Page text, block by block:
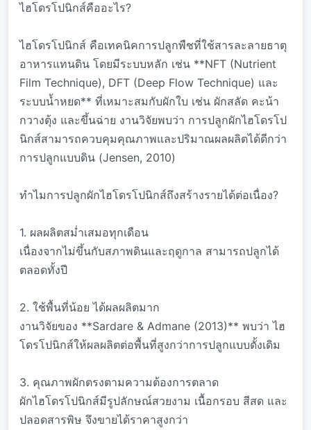
ไฮโดรโปนิกส์คืออะไร?
ไฮโดรโปนิกส์ คือเทคนิคการปลูกพืชที่ใช้สารละลายธาตุ
อาหารแทนดิน โดยมีระบบหลัก เช่น **NFT (Nutrient
Film Technique), DFT (Deep Flow Technique) และ
ระบบน้ำหยด** ที่เหมาะสมกับผักใบ เช่น ผักสลัด คะน้า
กวางตุ้ง และขึ้นฉ่าย งานวิจัยพบว่า การปลูกผักไฮโดรโป
นิกส์สามารถควบคุมคุณภาพและปริมาณผลผลิตได้ดีกว่า
การปลูกแบบดิน (Jensen, 2010)
ทำไมการปลูกผักไฮโดรโปนิกส์ถึงสร้างรายได้ต่อเนื่อง?
1. ผลผลิตสม่ำเสมอทุกเดือน
เนื่องจากไม่ขึ้นกับสภาพดินและฤดูกาล สามารถปลูกได้
ตลอดทั้งปี
2. ใช้พื้นที่น้อย ได้ผลผลิตมาก
งานวิจัยของ **Sardare & Admane (2013)** พบว่า ไฮ
โดรโปนิกส์ให้ผลผลิตต่อพื้นที่สูงกว่าการปลูกแบบดั้งเดิม
3. คุณภาพผักตรงตามความต้องการตลาด
ผักไฮโดรโปนิกส์มีรูปลักษณ์สวยงาม เนื้อกรอบ สีสด และ
ปลอดสารพิษ จึงขายได้ราคาสูงกว่า